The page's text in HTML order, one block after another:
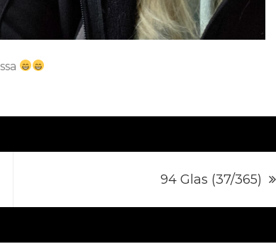
94 Glas (37/365)